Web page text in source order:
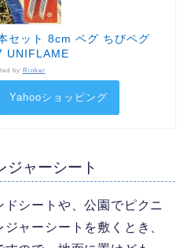
セット 8cm ペグ ちびペグ
UNIFLAME
by Rinker
Yahooショッピング
ジャーシート
シートや、公園でピクニ
ャーシートを敷くとき、